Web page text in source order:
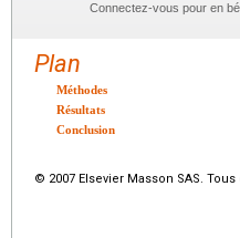
Connectez-vous pour en
Plan
Méthodes
Résultats
Conclusion
© 2007 Elsevier Masson SAS.